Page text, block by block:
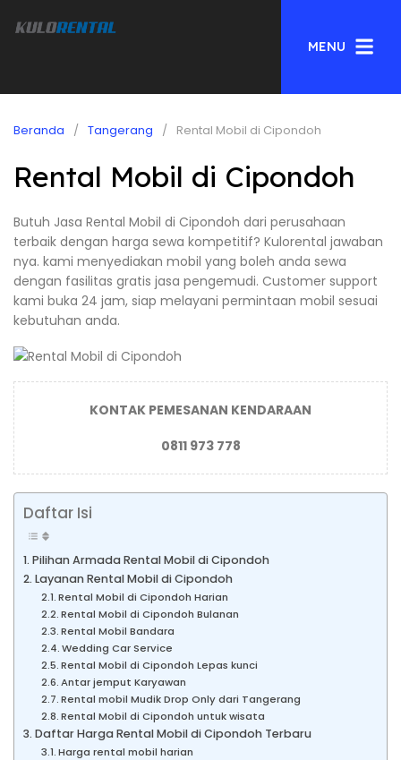
MENU
Beranda Tangerang Rental Mobil di Cipondoh
Rental Mobil di Cipondoh
Butuh Jasa Rental Mobil di Cipondoh dari perusahaan
terbaik dengan harga sewa kompetitif? Kulorental jawaban
nya. kami menyediakan mobil yang boleh anda sewa
dengan fasilitas gratis jasa pengemudi. Customer support
kami buka 24 jam, siap melayani permintaan mobil sesuai
kebutuhan anda.
KONTAK PEMESANAN KENDARAAN
0811 973 778
Daftar Isi
Pilihan Armada Rental Mobil di Cipondoh
Layanan Rental Mobil di Cipondoh
Rental Mobil di Cipondoh Harian
Rental Mobil di Cipondoh Bulanan
Rental Mobil Bandara
Wedding Car Service
Rental Mobil di Cipondoh Lepas kunci
Antar jemput Karyawan
Rental mobil Mudik Drop Only dari Tangerang
Rental Mobil di Cipondoh untuk wisata
Daftar Harga Rental Mobil di Cipondoh Terbaru
Harga rental mobil harian